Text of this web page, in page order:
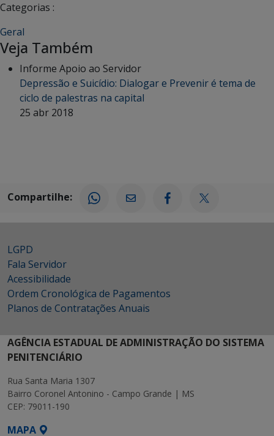
Categorias :
Geral
Veja Também
Informe Apoio ao Servidor
Depressão e Suicídio: Dialogar e Prevenir é tema de
ciclo de palestras na capital
25 abr 2018
Compartilhe:
LGPD
Fala Servidor
Acessibilidade
Ordem Cronológica de Pagamentos
Planos de Contratações Anuais
AGÊNCIA ESTADUAL DE ADMINISTRAÇÃO DO SISTEMA
PENITENCIÁRIO
Rua Santa Maria 1307
Bairro Coronel Antonino - Campo Grande | MS
CEP: 79011-190
MAPA